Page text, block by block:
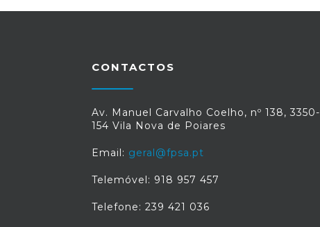
CONTACTOS
Av. Manuel Carvalho Coelho, nº 138, 3350-
154 Vila Nova de Poiares
Email: geral@fpsa.pt
Telemóvel: 918 957 457
Telefone: 239 421 036